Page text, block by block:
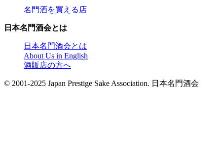
名門酒を買える店
日本名門酒会とは
日本名門酒会とは
About Us in English
酒販店の方へ
© 2001-2025 Japan Prestige Sake Association. 日本名門酒会